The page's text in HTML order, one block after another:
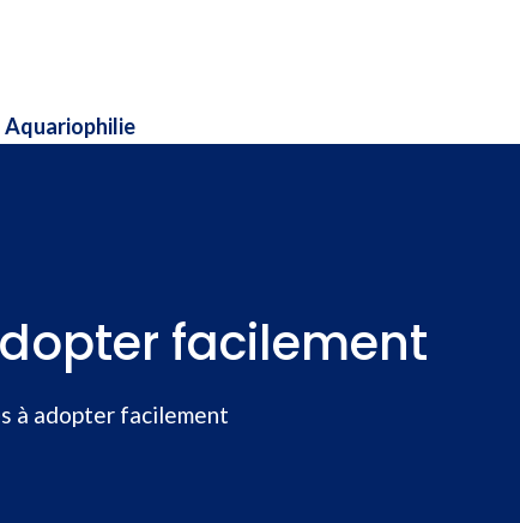
Aquariophilie
facilement
à adopter facilement